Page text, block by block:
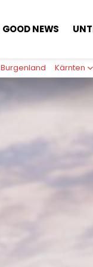
GOOD NEWS
Burgenland Kärnten